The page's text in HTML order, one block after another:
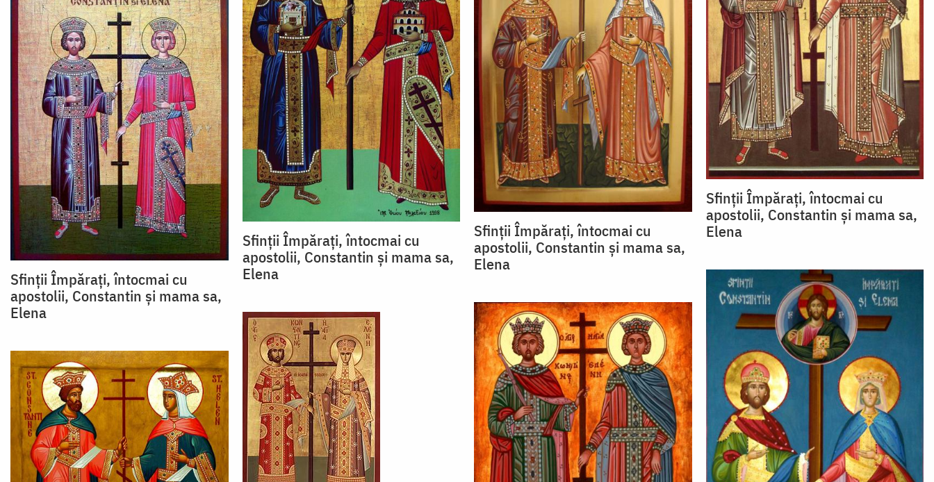
Sfinții Împărați, întocmai cu
apostolii, Constantin și mama sa,
Elena
Sfinții Împărați, întocmai cu
apostolii, Constantin și mama sa,
Elena
Sfinții Împărați, întocmai cu
apostolii, Constantin și mama sa,
Elena
Sfinții Împărați, întocmai cu
apostolii, Constantin și mama sa,
Elena